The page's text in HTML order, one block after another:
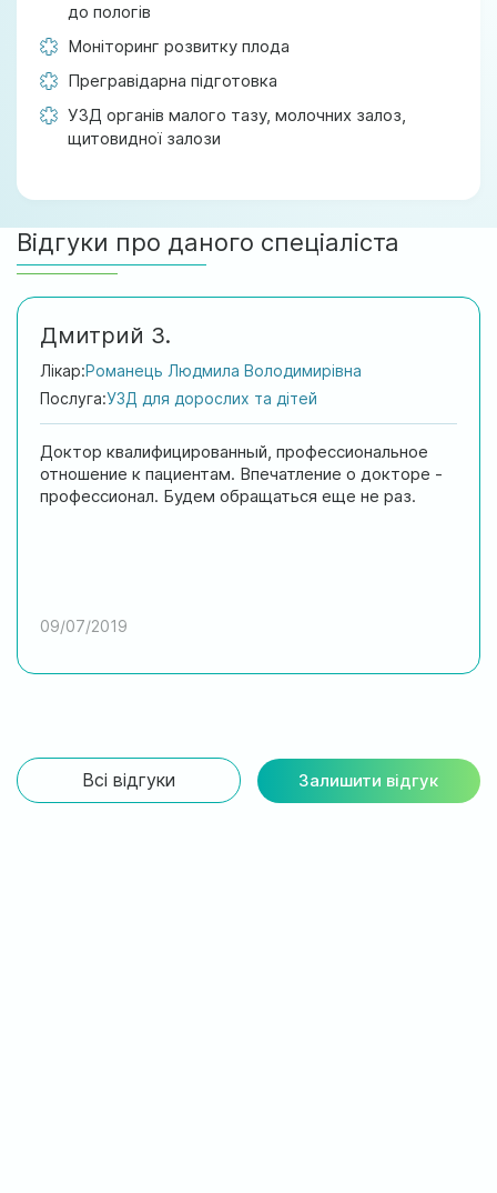
до пологів
Моніторинг розвитку плода
Прегравідарна підготовка
УЗД органів малого тазу, молочних залоз,
щитовидної залози
Відгуки про даного спеціаліста
Дмитрий З.
Лікар:Романець Людмила Володимирівна
Послуга:УЗД для дорослих та дітей
Доктор квалифицированный, профессиональное
отношение к пациентам. Впечатление о докторе -
профессионал. Будем обращаться еще не раз.
09/07/2019
Всі відгуки Залишити відгук